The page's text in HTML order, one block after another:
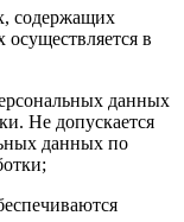
содержащих
в
данных
Не допускается
данных по